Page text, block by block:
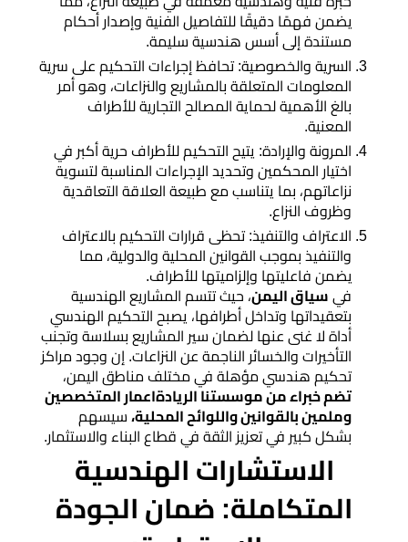
وخارجيةيضمن فهمًا دقيقًا للتفاصيل الفنية وإصدار أحكام
مستندة إلى أسس هندسية سليمة.
السرية والخصوصية: تحافظ إجراءات التحكيم على سرية
المعلومات المتعلقة بالمشاريع والنزاعات، وهو أمر
بالغ الأهمية لحماية المصالح التجارية للأطراف
المعنية.
المرونة والإرادة: يتيح التحكيم للأطراف حرية أكبر في
اختيار المحكمين وتحديد الإجراءات المناسبة لتسوية
نزاعاتهم، بما يتناسب مع طبيعة العلاقة التعاقدية
وظروف النزاع.
الاعتراف والتنفيذ: تحظى قرارات التحكيم بالاعتراف
والتنفيذ بموجب القوانين المحلية والدولية، مما
يضمن فاعليتها وإلزاميتها للأطراف.
فيسياق اليمن، حيث تتسم المشاريع الهندسية
بتعقيداتها وتداخل أطرافها، يصبح التحكيم الهندسي
أداة لا غنى عنها لضمان سير المشاريع بسلاسة وتجنب
التأخيرات والخسائر الناجمة عن النزاعات. إن وجود مراكز
تحكيم هندسي مؤهلة في مختلف مناطق اليمن،
تضم خبراء من موسستنا الريادةاعمار المتخصصين
وملمين بالقوانين واللوائح المحلية،سيسهم
بشكل كبير في تعزيز الثقة في قطاع البناء والاستثمار.
الاستشارات الهندسية
المتكاملة: ضمان الجودة